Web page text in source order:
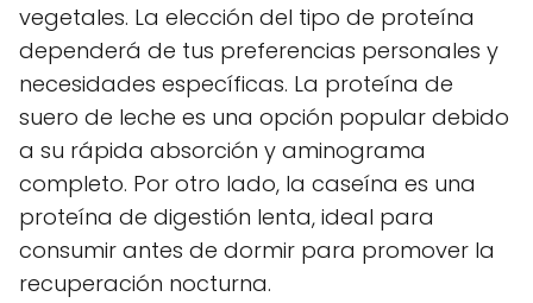
vegetales. La elección del tipo de proteína
dependerá de tus preferencias personales y
necesidades específicas. La proteína de
suero de leche es una opción popular debido
a su rápida absorción y aminograma
completo. Por otro lado, la caseína es una
proteína de digestión lenta, ideal para
consumir antes de dormir para promover la
recuperación nocturna.